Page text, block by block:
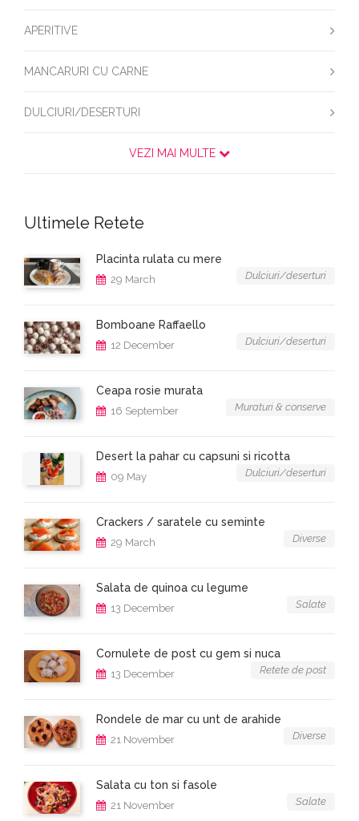
APERITIVE
MANCARURI CU CARNE
DULCIURI/DESERTURI
VEZI MAI MULTE
Ultimele Retete
Placinta rulata cu mere
29 March Dulciuri/deserturi
Bomboane Raffaello
12 December Dulciuri/deserturi
Ceapa rosie murata
16 September Muraturi & conserve
Desert la pahar cu capsuni si ricotta
09 May Dulciuri/deserturi
Crackers / saratele cu seminte
29 March Diverse
Salata de quinoa cu legume
13 December Salate
Cornulete de post cu gem si nuca
13 December Retete de post
Rondele de mar cu unt de arahide
21 November Diverse
Salata cu ton si fasole
21 November Salate